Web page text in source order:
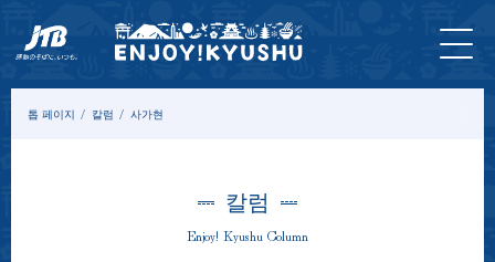
톱 페이지 칼럼 사가현
칼럼
Enjoy! Kyushu Column
홈 페
이지
최신
정보
투어&
체험
입장
권